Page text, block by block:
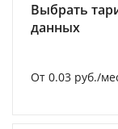
Выбрать
данных
От 0.03 руб./